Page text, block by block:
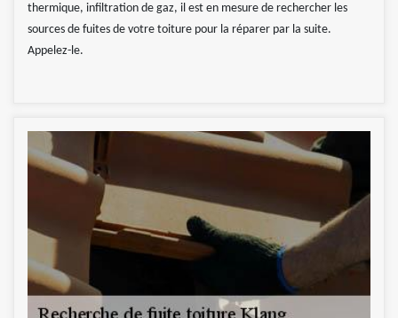
thermique, infiltration de gaz, il est en mesure de rechercher les
sources de fuites de votre toiture pour la réparer par la suite.
Appelez-le.